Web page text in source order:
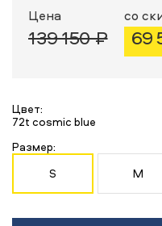
Цена
139 150 ₽
со
69
Цвет:
72t cosmic blue
Размер:
S
M